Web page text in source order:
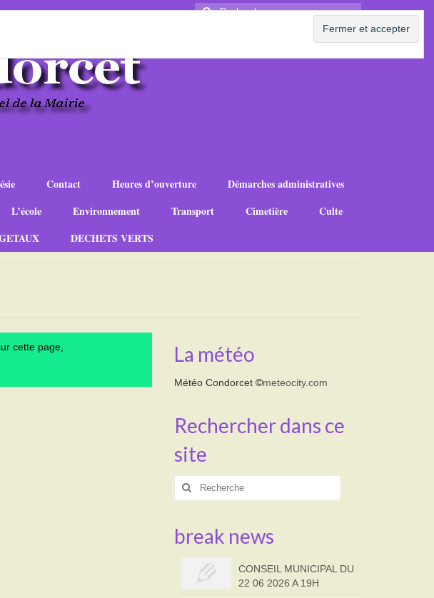
Rechercher
Contact Heures d’ouverture
Démarches administratives
L’école Environnement Transport Cimetière
Culte
DECHETS VERTS
cette page,
La météo
Météo Condorcet©meteocity.com
Rechercher dans ce
site
Rechercher
break news
CONSEIL MUNICIPAL DU
22 06 2026 A 19H